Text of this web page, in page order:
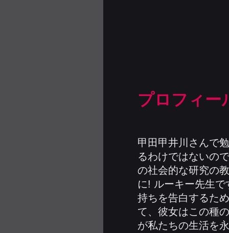
プロフィー
甲田甲井川さんで
るわけではないの
の社会的な研究の
に! ルーキー先生
持ちを告白するた
て、彼女はこの種
が私たちの生活を